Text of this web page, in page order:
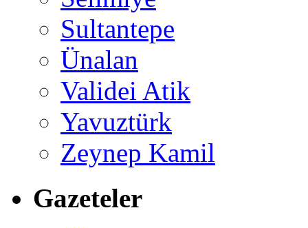
Sultantepe
Ünalan
Validei Atik
Yavuztürk
Zeynep Kamil
Gazeteler